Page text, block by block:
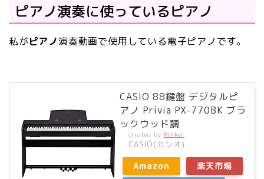
ピアノ演奏に使っているピアノ
私がピアノ演奏動画で使用している電子ピアノです。
CASIO 88鍵盤 デジタルピ
アノ Privia PX-770BK ブラ
ックウッド調
created by Rinker
CASIO(カシオ)
Amazon
楽天市場